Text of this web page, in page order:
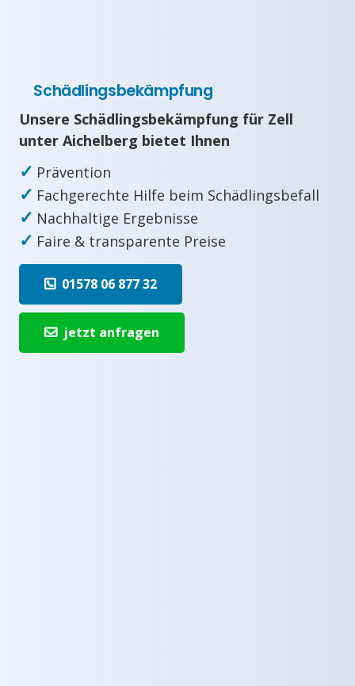
Schädlingsbekämpfung
Unsere Schädlingsbekämpfung für Zell
unter Aichelberg bietet Ihnen
✓ Prävention
✓ Fachgerechte Hilfe beim Schädlingsbefall
✓ Nachhaltige Ergebnisse
✓ Faire & transparente Preise
01578 06 877 32
jetzt anfragen